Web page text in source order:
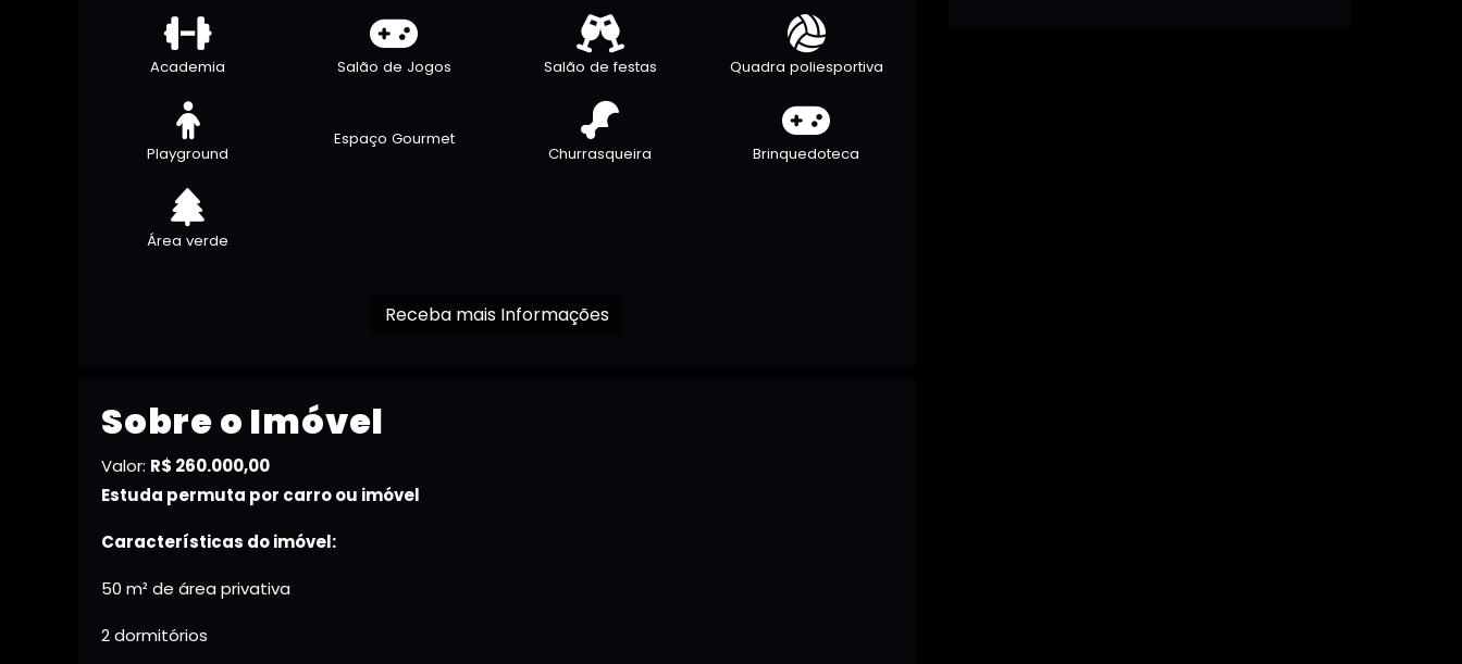
Academia Salão de Jogos Salão de festas Quadra poliesportiva
Playground
Espaço Gourmet
Churrasqueira Brinquedoteca
Área verde
Receba mais Informações
Sobre o Imóvel
Valor: R$ 260.000,00
Estuda permuta por carro ou imóvel
Características do imóvel:
50 m² de área privativa
2 dormitórios